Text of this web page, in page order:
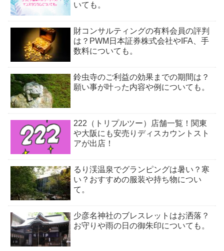
いても。
財コンサルティングの有料会員の評判
は？PWM日本証券株式会社やIFA、手
数料についても。
鈴虫寺のご利益の効果までの期間は？
願い事が叶った内容や例についても。
222（トリプルツー）店舗一覧！関東
や大阪にも安売りディスカウントスト
アが出店！
るり渓温泉でグランピングは暑い？寒
い？おすすめの服装や持ち物につい
て。
少彦名神社のブレスレットはお洒落？
お守りや雨の日の御朱印についても。